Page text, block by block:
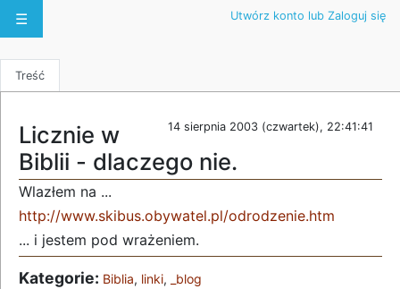
☰ Utwórz konto lub Zaloguj się
Treść
14 sierpnia 2003 (czwartek), 22:41:41
Licznie w
Biblii - dlaczego nie.
Wlazłem na ...
http://www.skibus.obywatel.pl/odrodzenie.htm
... i jestem pod wrażeniem.
Kategorie: Biblia, linki, _blog